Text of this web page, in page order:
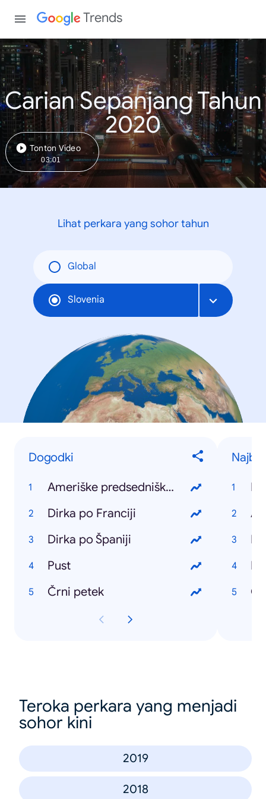
Trends
Carian Sepanjang Tahun
2020
Tonton Video
03:01
Lihat perkara yang sohor tahun
Global
Slovenia
Dogodki
Ameriške predsedniške volitve
Dirka po Franciji
Dirka po Španiji
Pust
Črni petek
Teroka perkara yang menjadi
sohor kini
2019
2018